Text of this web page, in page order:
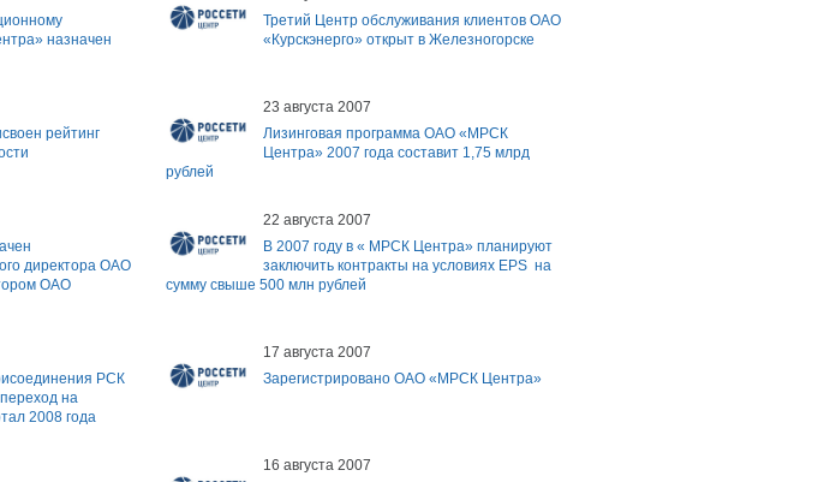
назначен
Третий Центр обслуживания клиентов ОАО
«Курскэнерго» открыт в Железногорске
рейтинг
23 августа 2007
Лизинговая программа ОАО «МРСК
Центра» 2007 года составит 1,75 млрд
рублей
директора ОАО
ОАО
22 августа 2007
В 2007 году в « МРСК Центра» планируют
заключить контракты на условиях EPS на
сумму свыше 500 млн рублей
РСК
на
2008 года
17 августа 2007
Зарегистрировано ОАО «МРСК Центра»
16 августа 2007